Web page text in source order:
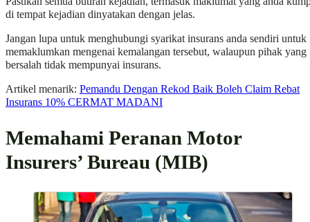
di tempat kejadian dinyatakan dengan jelas.
Jangan lupa untuk menghubungi syarikat insurans anda sendiri untuk
memaklumkan mengenai kemalangan tersebut, walaupun pihak yang
bersalah tidak mempunyai insurans.
Artikel menarik: Pemandu Dengan Rekod Baik Boleh Claim Rebat
Insurans 10% CERMAT MADANI
Memahami Peranan Motor
Insurers’ Bureau (MIB)